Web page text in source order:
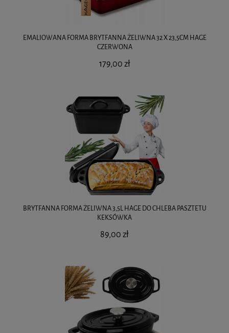
EMALIOWANA FORMA BRYTFANNA ŻELIWNA 32 X 23,5CM HAGE
CZERWONA
179,00 zł
BRYTFANNA FORMA ŻELIWNA 3,5L HAGE DO CHLEBA PASZTETU
KEKSÓWKA
89,00 zł